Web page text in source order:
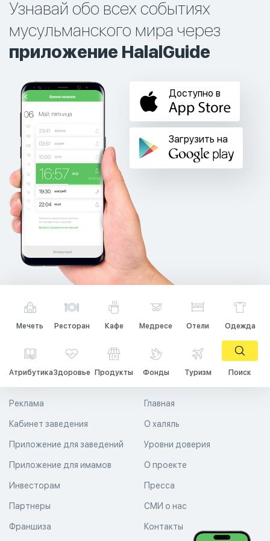
Узнавай обо всех событиях
мусульманского мира через
приложение HalalGuide
Доступно в
Загрузить на
Мечеть Ресторан Кафе Медресе Отели Одежда
АтрибутикаЗдоровье Продукты Фонды Туризм Поиск
Главная
О халяль
Уровни доверия
Реклама
Кабинет заведения
Приложение для заведений
Приложение для имамов О проекте
Пресса
СМИ о нас
Контакты
Инвесторам
Партнеры
Франшиза